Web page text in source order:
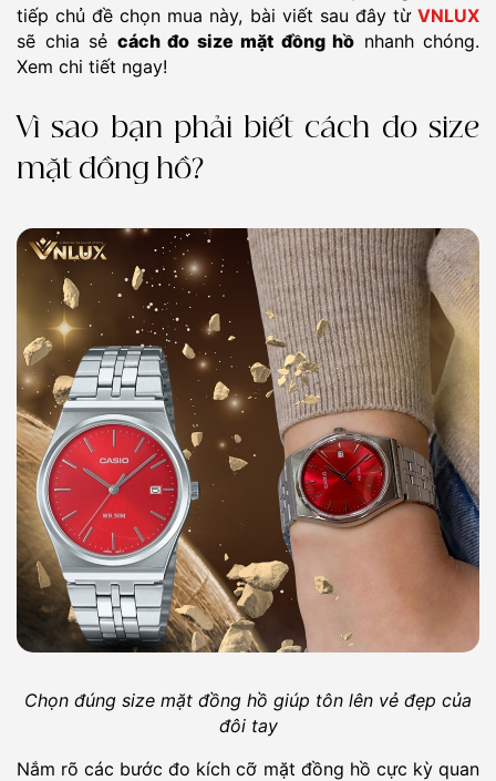
tiếp chủ đề chọn mua này, bài viết sau đây từ VNLUX
sẽ chia sẻ cách đo size mặt đồng hồ nhanh chóng.
Xem chi tiết ngay!
Vì sao bạn phải biết cách đo size
mặt đồng hồ?
Chọn đúng size mặt đồng hồ giúp tôn lên vẻ đẹp của
đôi tay
Nắm rõ các bước đo kích cỡ mặt đồng hồ cực kỳ quan